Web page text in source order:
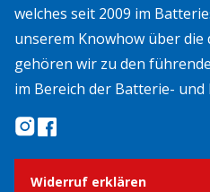
welches seit 2009 im
unserem Knowhow über
gehören wir zu den
im Bereich der Batterie- und
Widerruf erklären